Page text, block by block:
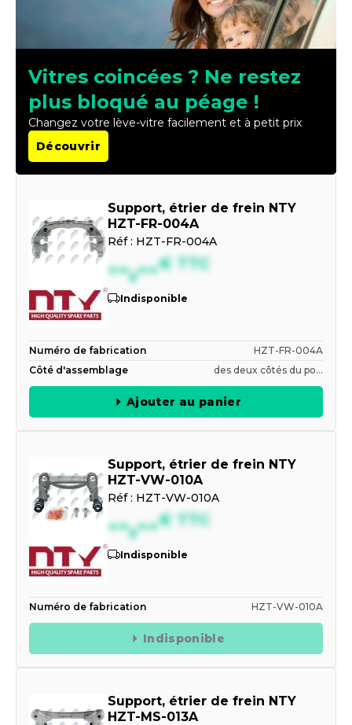
Vitres coincées ? Ne restez
plus bloqué au péage !
Changez votre lève-vitre facilement et à petit prix
Découvrir
Support, étrier de frein NTY
HZT-FR-004A
Réf : HZT-FR-004A
--,--€ TTC
Indisponible
Numéro de fabrication
HZT-FR-004A
Côté d'assemblage
des deux côtés du po...
Ajouter au panier
Support, étrier de frein NTY
HZT-VW-010A
Réf : HZT-VW-010A
--,--€ TTC
Indisponible
Numéro de fabrication HZT-VW-010A
Indisponible
Support, étrier de frein NTY
HZT-MS-013A